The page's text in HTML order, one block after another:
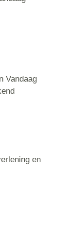
Vandaag
en